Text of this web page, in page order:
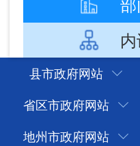
县市政府网站
省区市政府网站
地州市政府网站